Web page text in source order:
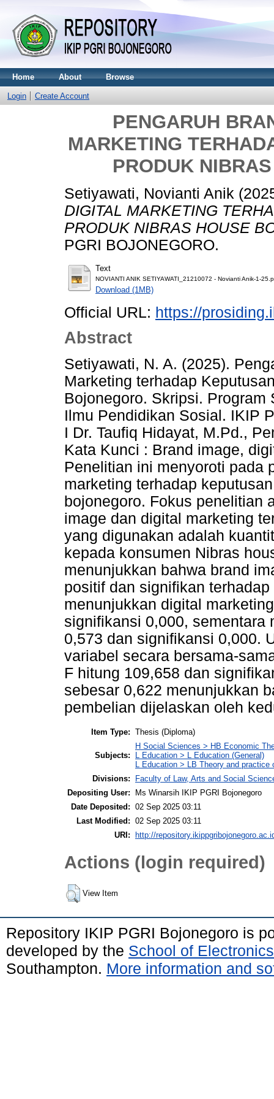
Home About Browse
Login Create Account
PENGARUH
MARKETING
PRODUK
Setiyawati, Novianti Anik
DIGITAL MARKETING
PRODUK NIBRAS HOUSE
PGRI BOJONEGORO.
Text
NOVIANTI ANIK SETIYAWATI_21210072 - Novianti Anik-1-
Download (1MB)
Official URL: https://
Abstract
Setiyawati, N. A. (2025).
Marketing terhadap
Bojonegoro. Skripsi.
Ilmu Pendidikan Sosial. IKIP
I Dr. Taufiq Hidayat, M.Pd.,
Kata Kunci : Brand image,
Penelitian ini menyoroti pada
marketing terhadap
bojonegoro. Fokus penelitian
image dan digital marketing
yang digunakan adalah
kepada konsumen Nibras
menunjukkan bahwa brand
positif dan signifikan
menunjukkan digital
signifikansi 0,000, sementara
0,573 dan signifikansi 0,000.
variabel secara bersama-
F hitung 109,658 dan
sebesar 0,622 menunjukkan
pembelian dijelaskan oleh
Item Type: Thesis (Diploma)
Subjects:
H Social Sciences > HB Economic
L Education > L Education (General)
L Education > LB Theory and practice
Divisions:
Faculty of Law, Arts and Social
Depositing User:
Ms Winarsih IKIP PGRI Bojonegoro
Date Deposited: 02 Sep 2025 03:11
Last Modified: 02 Sep 2025 03:11
URI:
http://
Actions (login required)
View Item
Repository IKIP PGRI Bojonegoro is
developed by the School of
Southampton. More information and